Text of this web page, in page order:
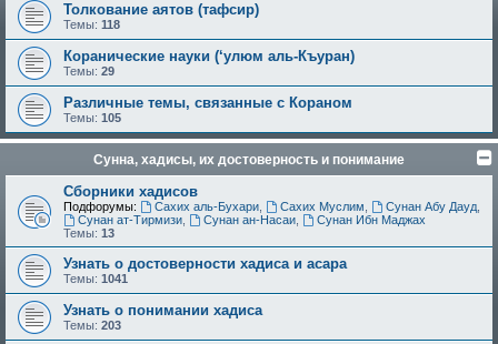
Толкование аятов (тафсир)
Темы: 118
Коранические науки (‘улюм аль-Къуран)
Темы: 29
Различные темы, связанные с Кораном
Темы: 105
Сунна, хадисы, их достоверность и понимание
Сборники хадисов
Подфорумы: Сахих аль-Бухари, Сахих Муслим, Сунан Абу Дауд,
Сунан ат-Тирмизи, Сунан ан-Насаи,
Сунан Ибн Маджах
Темы: 13
Узнать о достоверности хадиса и асара
Темы: 1041
Узнать о понимании хадиса
Темы: 203